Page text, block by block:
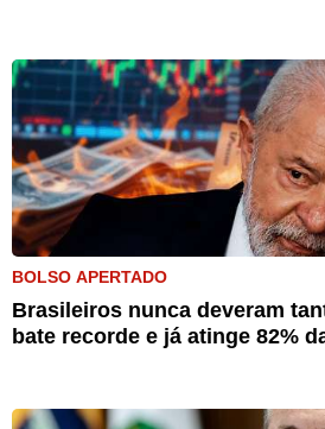
BOLSO APERTADO
Brasileiros nunca deveram
bate recorde e já atinge 82%